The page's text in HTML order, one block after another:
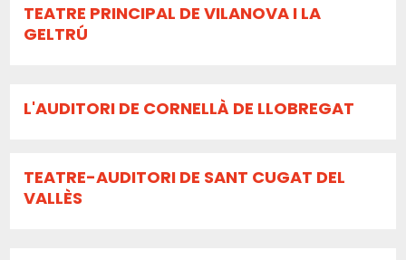
TEATRE PRINCIPAL DE VILANOVA I LA
GELTRÚ
L'AUDITORI DE CORNELLÀ DE LLOBREGAT
TEATRE-AUDITORI DE SANT CUGAT DEL
VALLÈS